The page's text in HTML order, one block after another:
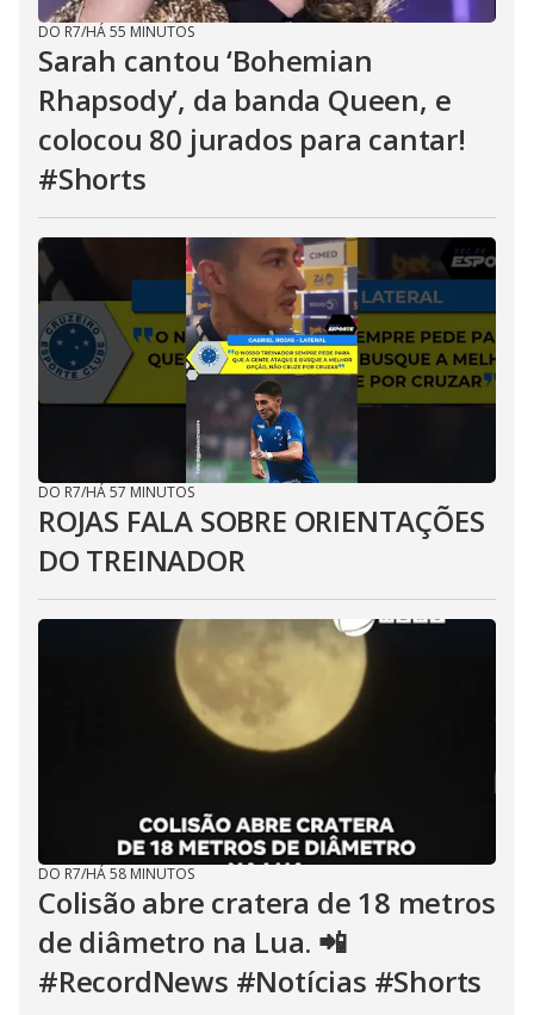
DO R7/HÁ 55 MINUTOS
Sarah cantou ‘Bohemian
Rhapsody’, da banda Queen, e
colocou 80 jurados para cantar!
#Shorts
DO R7/HÁ 57 MINUTOS
ROJAS FALA SOBRE ORIENTAÇÕES
DO TREINADOR
DO R7/HÁ 58 MINUTOS
Colisão abre cratera de 18 metros
de diâmetro na Lua. 📲
#RecordNews #Notícias #Shorts